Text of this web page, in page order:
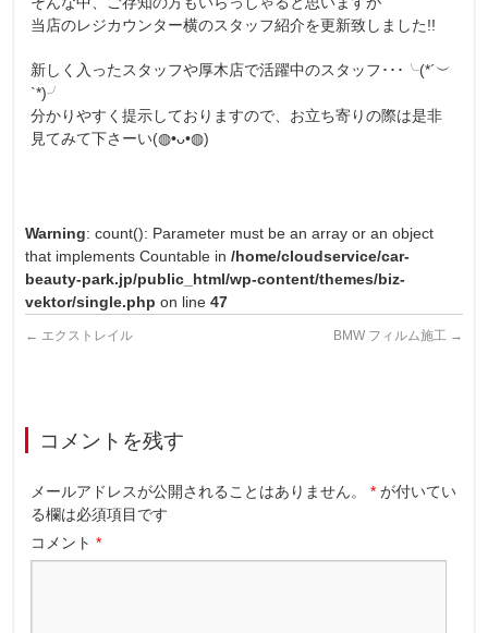
当店のレジカウンター横のスタッフ紹介を更新致しました!!
新しく入ったスタッフや厚木店で活躍中のスタッフ･･･╰(*´︶
`*)╯
分かりやすく提示しておりますので、お立ち寄りの際は是非
見てみて下さーい(◍•ᴗ•◍)
Warning: count(): Parameter must be an array or an object
that implements Countable in/home/cloudservice/car-
beauty-park.jp/public_html/wp-content/themes/biz-
vektor/single.php on line47
← エクストレイル BMW フィルム施工 →
コメントを残す
メールアドレスが公開されることはありません。 * が付いてい
る欄は必須項目です
コメント*